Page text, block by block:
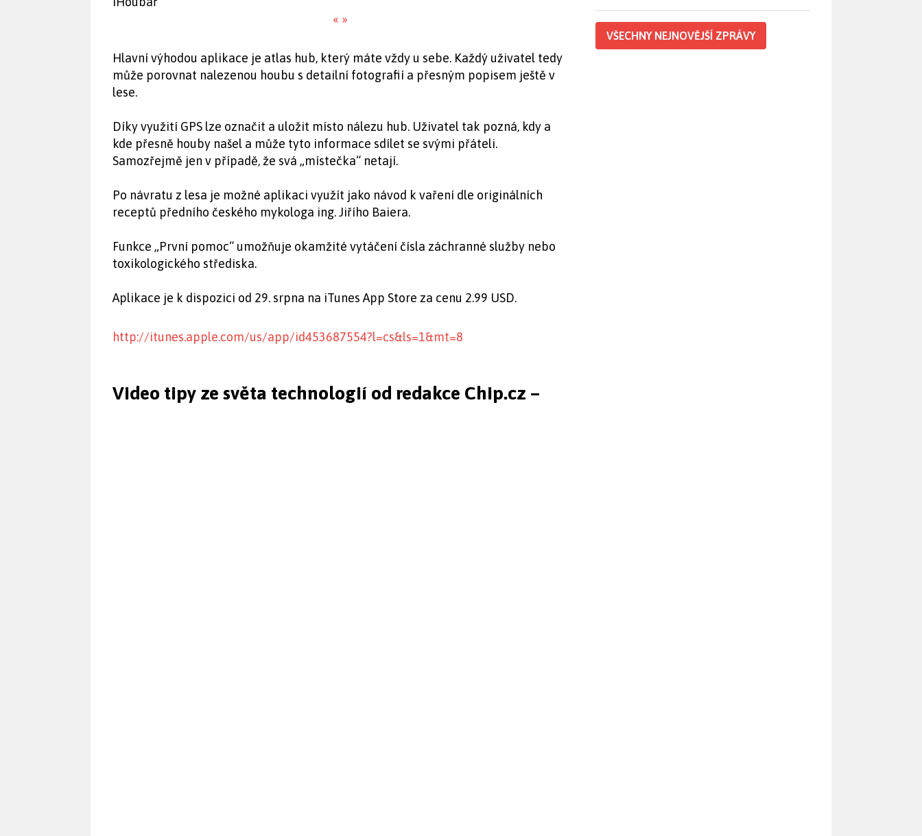
« »
Hlavní výhodou aplikace je atlas hub, který máte vždy u sebe. Každý uživatel tedy
může porovnat nalezenou houbu s detailní fotografií a přesným popisem ještě v
lese.
Díky využití GPS lze označit a uložit místo nálezu hub. Uživatel tak pozná, kdy a
kde přesně houby našel a může tyto informace sdílet se svými přáteli.
Samozřejmě jen v případě, že svá „místečka“ netají.
Po návratu z lesa je možné aplikaci využít jako návod k vaření dle originálních
receptů předního českého mykologa ing. Jiřího Baiera.
Funkce „První pomoc“ umožňuje okamžité vytáčení čísla záchranné služby nebo
toxikologického střediska.
Aplikace je k dispozici od 29. srpna na iTunes App Store za cenu 2.99 USD.
http://itunes.apple.com/us/app/id453687554?l=cs&ls=1&mt=8
Video tipy ze světa technologií od redakce Chip.cz –
VŠECHNY NEJNOVĚJŠÍ ZPRÁVY